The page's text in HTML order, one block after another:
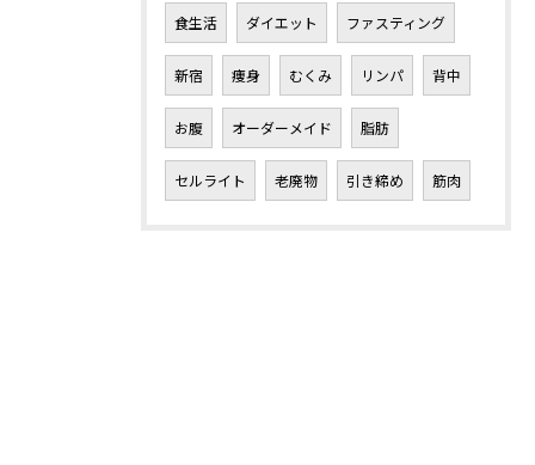
食生活 ダイエット ファスティング
新宿 痩身 むくみ リンパ 背中
お腹 オーダーメイド 脂肪
セルライト 老廃物 引き締め 筋肉